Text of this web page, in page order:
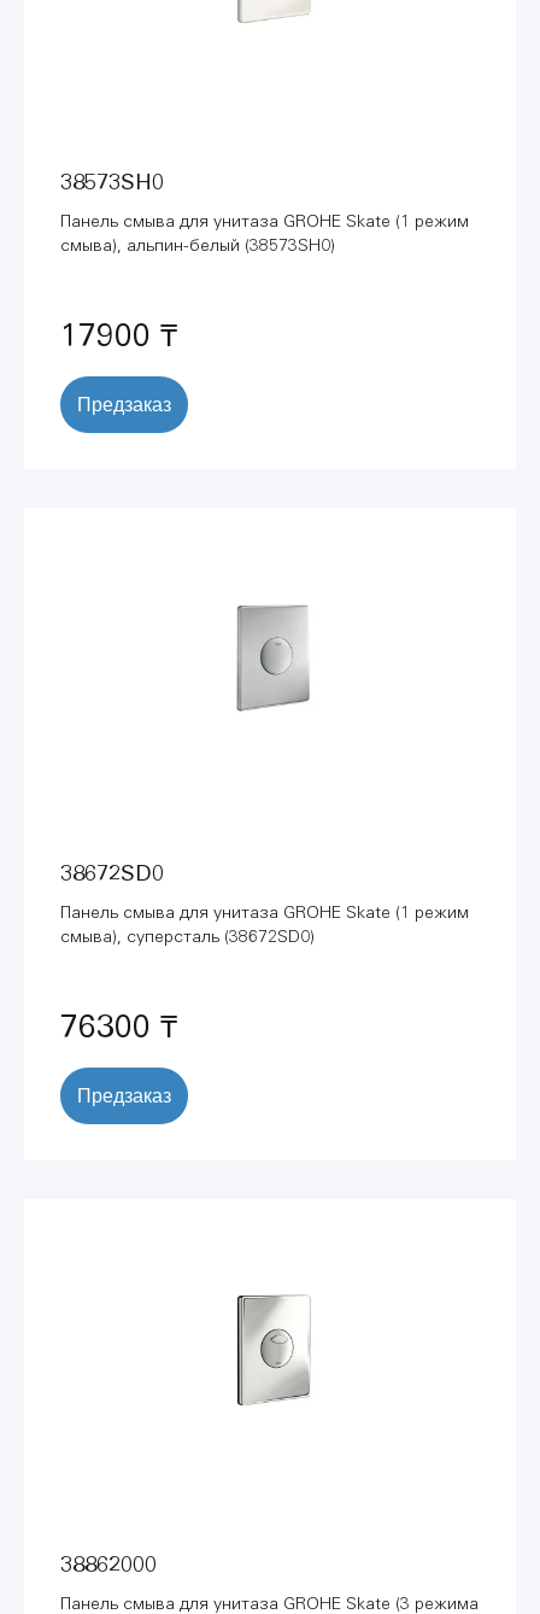
38573SH0
Панель смыва для унитаза GROHE Skate (1 режим
смыва), альпин-белый (38573SH0)
17900 ₸
Предзаказ
38672SD0
Панель смыва для унитаза GROHE Skate (1 режим
смыва), суперсталь (38672SD0)
76300 ₸
Предзаказ
38862000
Панель смыва для унитаза GROHE Skate (3 режима